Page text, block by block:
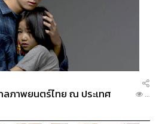
(วันปิยมหาราช)
าคม 2567 (ลาเพิ่ม)
2567 (ลาเพิ่ม)
ม 2567 (วันหยุดสุดสัปดาห์)
คม 2567 (วันหยุดสุดสัปดาห์)
ลภาพยนตร์ไทย ณ ประเทศ
...